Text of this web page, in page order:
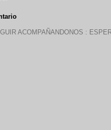
ACOMPAÑANDONOS :